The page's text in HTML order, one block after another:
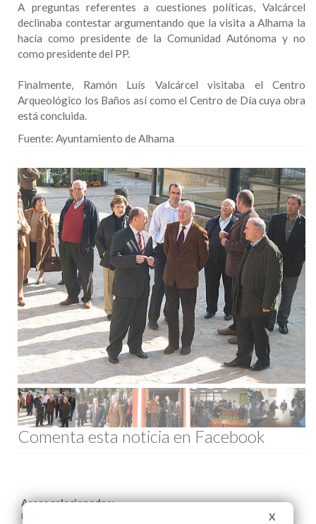
A preguntas referentes a cuestiones políticas, Valcárcel
declinaba contestar argumentando que la visita a Alhama la
hacía como presidente de la Comunidad Autónoma y no
como presidente del PP.
Finalmente, Ramón Luís Valcárcel visitaba el Centro
Arqueológico los Baños así como el Centro de Día cuya obra
está concluida.
Fuente: Ayuntamiento de Alhama
Comenta esta noticia en Facebook
Areas relacionadas:
Urbanismo
X